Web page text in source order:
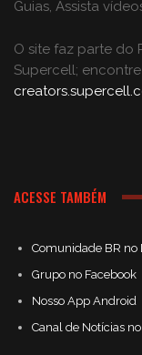
Guias, Assista
O site faz parte do
Supercell;
ACESSE TAMBÉM
Comunidade BR no
Grupo no Facebook
Nosso App Android
Canal de Notícias